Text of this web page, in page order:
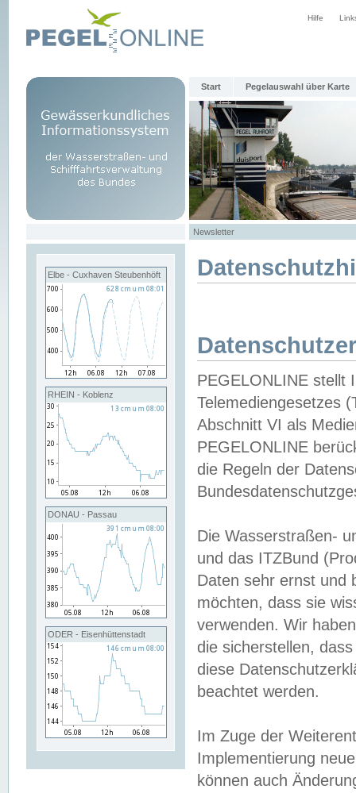
Hilfe
Start Pegelauswahl über Karte
Newsletter
Elbe - Cuxhaven Steubenhöft
RHEIN - Koblenz
DONAU - Passau
ODER - Eisenhüttenstadt
PEGELONLINE stellt
Telemediengesetzes
Abschnitt VI als
PEGELONLINE
die Regeln der
Die Wasserstraßen-
und das ITZBund
Daten sehr ernst und
möchten, dass sie
verwenden. Wir
die sicherstellen,
diese
beachtet werden.
Im Zuge der
Implementierung
können auch